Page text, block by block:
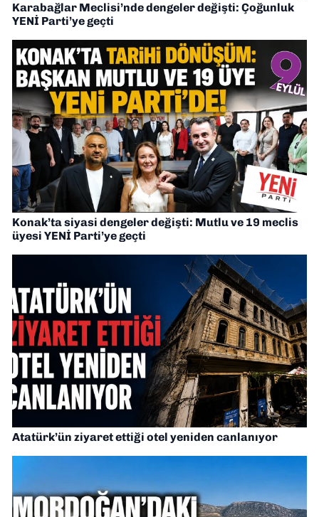
Karabağlar Meclisi’nde dengeler değişti: Çoğunluk
YENİ Parti’ye geçti
Konak’ta siyasi dengeler değişti: Mutlu ve 19 meclis
üyesi YENİ Parti’ye geçti
Atatürk’ün ziyaret ettiği otel yeniden canlanıyor